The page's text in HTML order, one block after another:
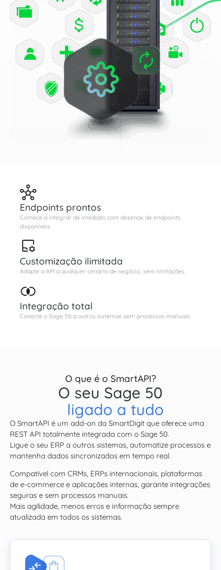
Endpoints prontos
Comece a integrar de imediato com dezenas de endpoints
disponíveis.
Customização ilimitada
Adapte a API a qualquer cenário de negócio, sem limitações.
Integração total
Conecte o Sage 50 a outros sistemas sem processos manuais.
O que é o SmartAPI?
O seu Sage 50
ligado a tudo
O SmartAPI é um add-on da SmartDigit que oferece uma
REST API totalmente integrada com o Sage 50.
Ligue o seu ERP a outros sistemas, automatize processos e
mantenha dados sincronizados em tempo real.
Compatível com CRMs, ERPs internacionais, plataformas
de e-commerce e aplicações internas, garante integrações
seguras e sem processos manuais.
Mais agilidade, menos erros e informação sempre
atualizada em todos os sistemas.